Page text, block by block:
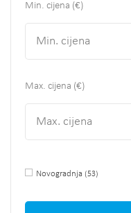
Min. cijena (€)
Max. cijena (€)
Novogradnja (53)